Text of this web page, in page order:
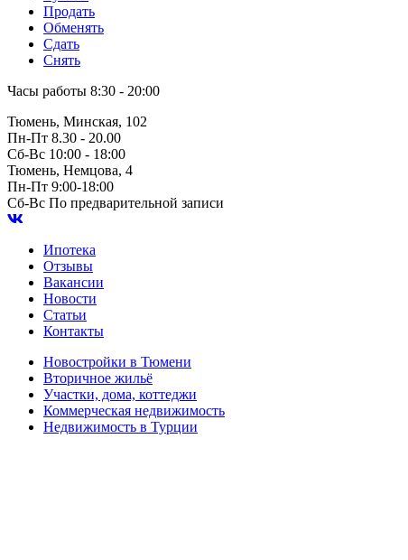
Продать
Обменять
Сдать
Снять
Часы работы 8:30 - 20:00
Тюмень, Минская, 102
Пн-Пт 8.30 - 20.00
Сб-Вс 10:00 - 18:00
Тюмень, Немцова, 4
Пн-Пт 9:00-18:00
Сб-Вс По предварительной записи
Ипотека
Отзывы
Вакансии
Новости
Статьи
Контакты
Новостройки в Тюмени
Вторичное жильё
Участки, дома, коттеджи
Коммерческая недвижимость
Недвижимость в Турции